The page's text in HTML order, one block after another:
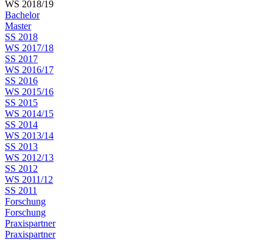
WS 2018/19
Bachelor
Master
SS 2018
WS 2017/18
SS 2017
WS 2016/17
SS 2016
WS 2015/16
SS 2015
WS 2014/15
SS 2014
WS 2013/14
SS 2013
WS 2012/13
SS 2012
WS 2011/12
SS 2011
Forschung
Forschung
Praxispartner
Praxispartner